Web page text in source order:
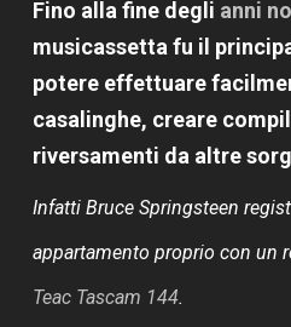
Fino alla fine degli anni
musicassetta fu il
potere effettuare
casalinghe, creare
riversamenti da altre
Infatti Bruce Springsteen
appartamento proprio con un
Teac Tascam 144.